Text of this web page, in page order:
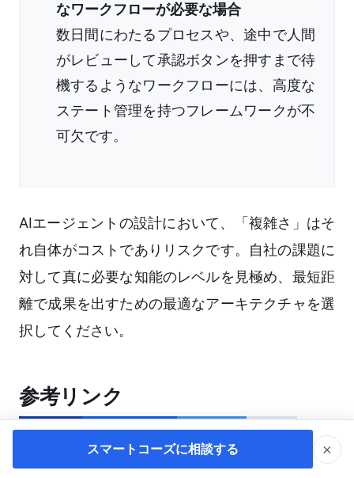
なワークフローが必要な場合
数日間にわたるプロセスや、途中で人間
がレビューして承認ボタンを押すまで待
機するようなワークフローには、高度な
ステート管理を持つフレームワークが不
可欠です。
AIエージェントの設計において、「複雑さ」はそ
れ自体がコストでありリスクです。自社の課題に
対して真に必要な知能のレベルを見極め、最短距
離で成果を出すための最適なアーキテクチャを選
択してください。
参考リンク
Shift AI ブログ
スマートコーズに相談する ×